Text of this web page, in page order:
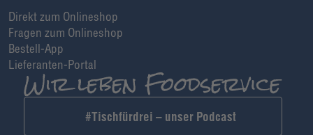
Direkt zum Onlineshop
Fragen zum Onlineshop
Bestell-App
Lieferanten-Portal
#Tischfürdrei – unser Podcast